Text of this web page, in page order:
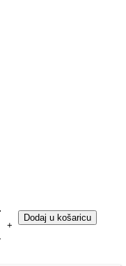
Dodaj u košaricu